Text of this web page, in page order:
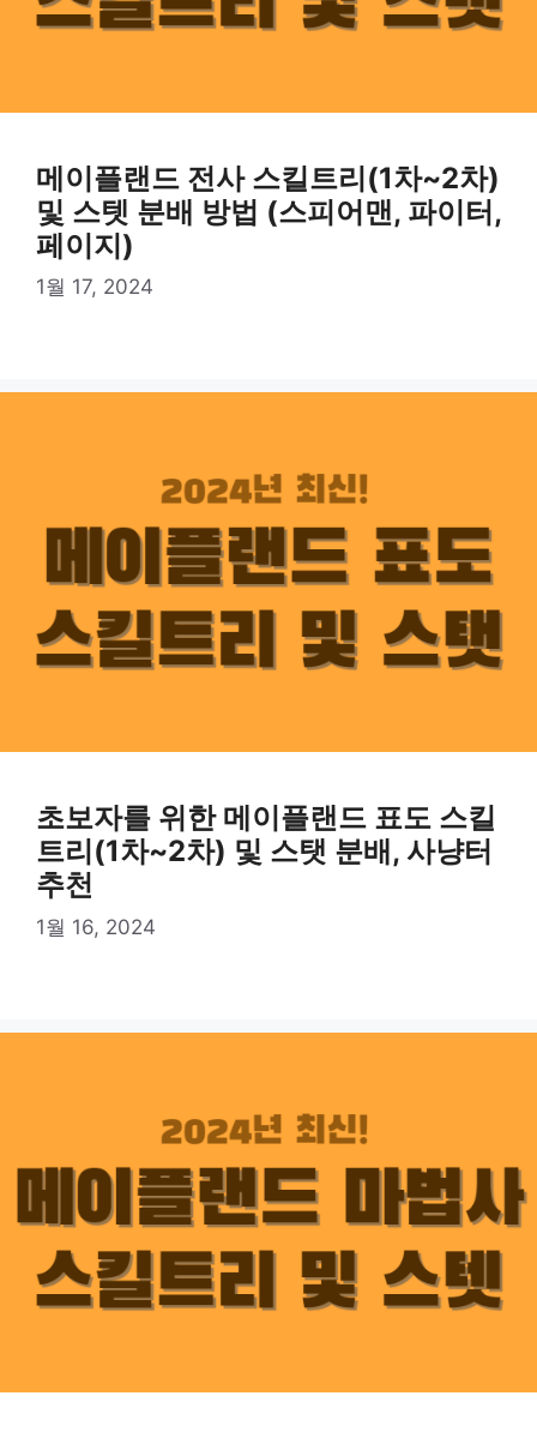
메이플랜드 전사 스킬트리(1차~2차)
및 스텟 분배 방법 (스피어맨, 파이터,
페이지)
1월 17, 2024
초보자를 위한 메이플랜드 표도 스킬
트리(1차~2차) 및 스탯 분배, 사냥터
추천
1월 16, 2024